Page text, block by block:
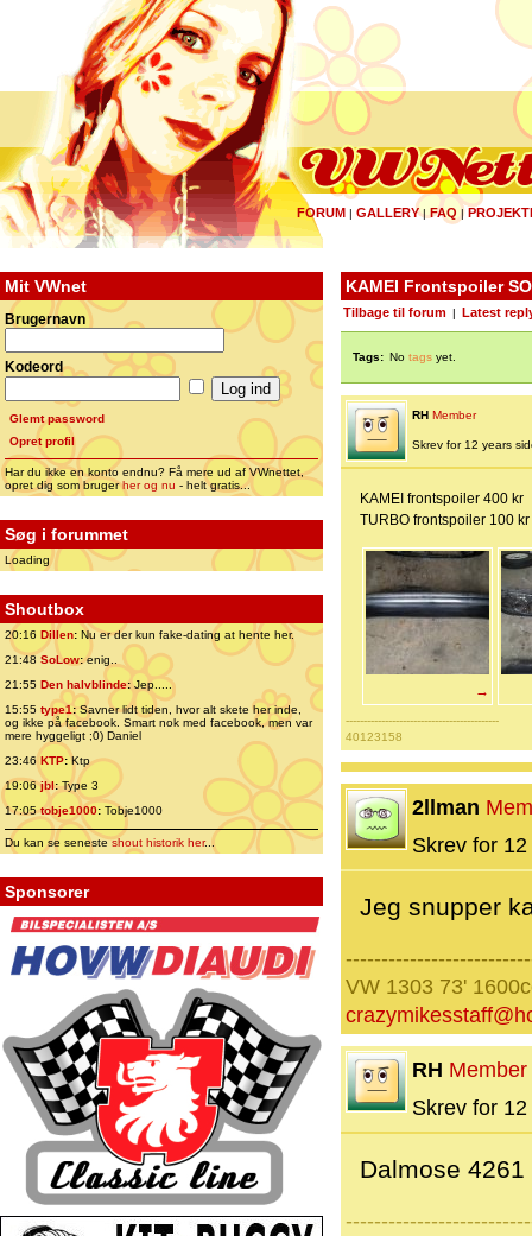
FORUM | GALLERY|FAQ |
Mit VWnet
Brugernavn
Kodeord
Glemt password
Opret profil
Har du ikke en konto endnu? Få mere ud af VWnettet,
opret dig som brugerher og nu - helt gratis...
Søg i forummet
Loading
Shoutbox
20:16 Dillen: Nu er der kun fake-dating at hente her.
21:48 SoLow:enig..
21:55 Den halvblinde:Jep.....
15:55 type1:Savner lidt tiden, hvor alt skete her inde,
og ikke på facebook. Smart nok med facebook, men var
mere hyggeligt ;0) Daniel
23:46 KTP:Ktp
19:06jbl:Type 3
17:05tobje1000: Tobje1000
Du kan se senesteshout historik her...
Sponsorer
KAMEI Frontspoiler
Tilbage til forum Latest
Tags: No tags yet.
RH Member
Skrev for 12 years
KAMEI frontspoiler 400 kr
TURBO frontspoiler 100 kr
→
-------------------------------------------
40123158
2llman
Skrev for
Jeg snupper
VW 1303 73'
RH Member
Skrev for
Dalmose 4261